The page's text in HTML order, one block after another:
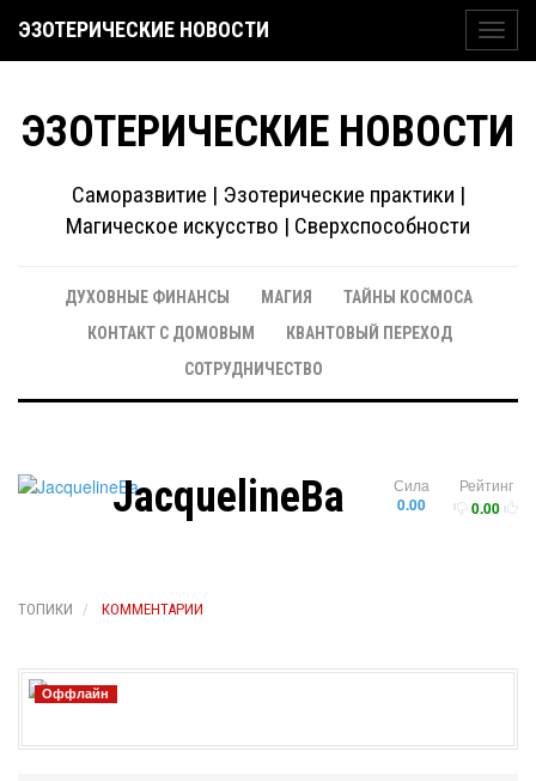
ЭЗОТЕРИЧЕСКИЕ НОВОСТИ
ЭЗОТЕРИЧЕСКИЕ НОВОСТИ
Саморазвитие | Эзотерические практики |
Магическое искусство | Сверхспособности
ДУХОВНЫЕ ФИНАНСЫ МАГИЯ
ТАЙНЫ КОСМОСА
КОНТАКТ С ДОМОВЫМ
КВАНТОВЫЙ ПЕРЕХОД
СОТРУДНИЧЕСТВО
Рейтинг
0.00
Сила
0.00
JacquelineBa
ТОПИКИ КОММЕНТАРИИ
Оффлайн